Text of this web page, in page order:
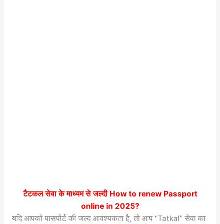
टैटकल सेवा के माध्यम से जल्दी How to renew Passport
online in 2025?
यदि आपको पासपोर्ट की जल्द आवश्यकता है, तो आप “Tatkal” सेवा का